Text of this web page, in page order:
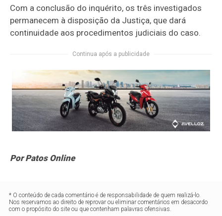
Com a conclusão do inquérito, os três investigados
permanecem à disposição da Justiça, que dará
continuidade aos procedimentos judiciais do caso.
Continua após a publicidade
Por Patos Online
* O conteúdo de cada comentário é de responsabilidade de quem realizá-lo.
Nos reservamos ao direito de reprovar ou eliminar comentários em desacordo
com o propósito do site ou que contenham palavras ofensivas.